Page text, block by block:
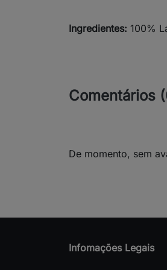
Ingredientes: 100%
Comentários
De momento, sem
Infomações Legais